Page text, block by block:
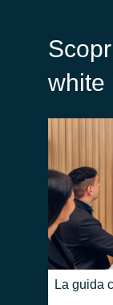
white
La guida